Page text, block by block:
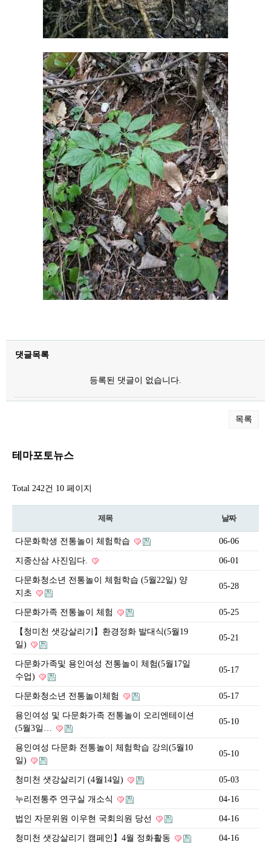
댓글목록
등록된 댓글이 없습니다.
목록
테마포토뉴스
Total 242건 10 페이지
제목 날짜
다문화학생 전통놀이 체험학습 06-06
지종산삼 사진임다. 06-01
다문화청소년 전통놀이 체험학습 (5월22일) 양
지초
05-28
다문화가족 전통놀이 체험 05-25
【청미천 샛강살리기】환경정화 발대식(5월19
일)
05-21
다문화가족및 용인여성 전통놀이 체험(5월17일
수업)
05-17
다문화청소년 전통놀이체험 05-17
용인여성 및 다문화가족 전통놀이 오리엔테이션
(5월3일…
05-10
용인여성 다문화 전통놀이 체험학습 강의(5월10
일)
05-10
청미천 샛강살리기 (4월14일) 05-03
누리전통주 연구실 개소식 04-16
법인 자문위원 이우현 국회의원 당선 04-16
청미천 샛강살리기 캠페인】4월 정화활동 04-16